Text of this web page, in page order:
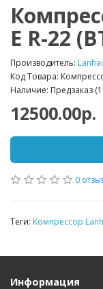
E R-22
Производитель: Lanhai
Код Товара:
Наличие: Предзаказ
12500.00р.
0
Теги: Компрессор
Информация